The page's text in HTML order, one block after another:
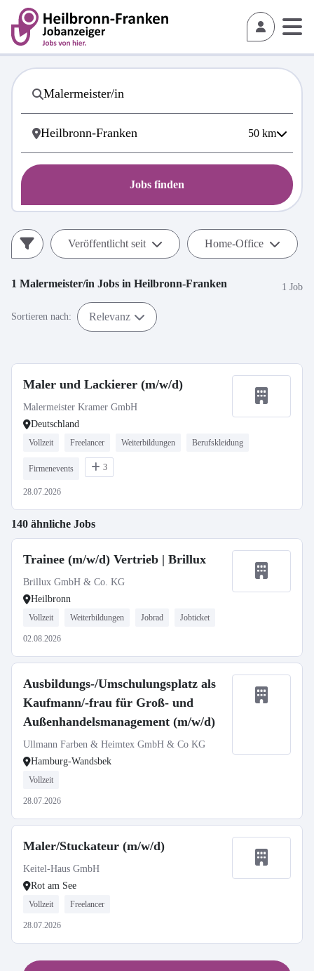
50 km
Jobs finden
Veröffentlicht seit Home-Office
1 Malermeister/in Jobs in Heilbronn-Franken 1 Job
Sortieren nach: Relevanz
Maler und Lackierer (m/w/d)
Malermeister Kramer GmbH
Deutschland
Vollzeit Freelancer Weiterbildungen Berufskleidung
Firmenevents 3
28.07.2026
140 ähnliche Jobs
Trainee (m/w/d) Vertrieb | Brillux
Brillux GmbH & Co. KG
Heilbronn
Vollzeit Weiterbildungen Jobrad Jobticket
02.08.2026
Ausbildungs-/Umschulungsplatz als
Kaufmann/-frau für Groß- und
Außenhandelsmanagement (m/w/d)
Ullmann Farben & Heimtex GmbH & Co KG
Hamburg-Wandsbek
Vollzeit
28.07.2026
Maler/Stuckateur (m/w/d)
Keitel-Haus GmbH
Rot am See
Vollzeit Freelancer
28.07.2026